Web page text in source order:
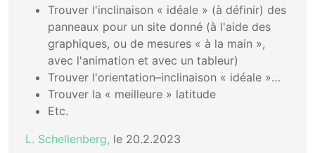
Trouver l'inclinaison « idéale » (à définir) des
panneaux pour un site donné (à l'aide des
graphiques, ou de mesures « à la main »,
avec l'animation et avec un tableur)
Trouver l'orientation–inclinaison « idéale »…
Trouver la « meilleure » latitude
Etc.
L. Schellenberg, le 20.2.2023